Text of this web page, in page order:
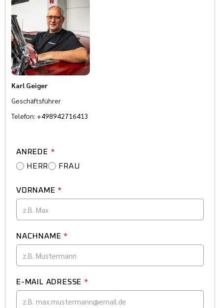
Karl Geiger
Geschäftsführer
Telefon: +498942716413
ANREDE *
HERR
FRAU
VORNAME *
NACHNAME *
E-MAIL ADRESSE *